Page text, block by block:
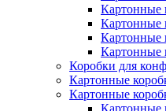
Картонные
Картонные
Картонные
Картонные
Коробки для
Картонные
Картонные
Картонные